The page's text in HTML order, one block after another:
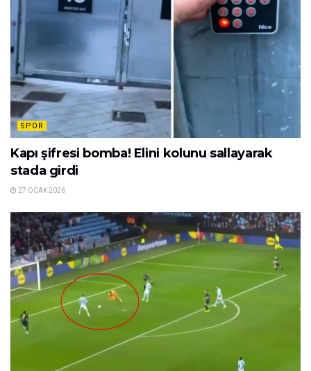
SPOR
Kapı şifresi bomba! Elini kolunu sallayarak
stada girdi
27 OCAK 2026